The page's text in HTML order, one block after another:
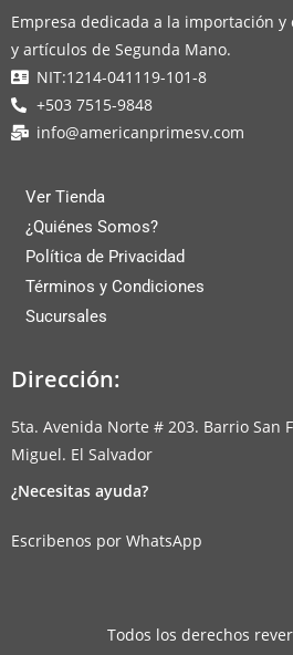
Empresa dedicada a la importación
y artículos de Segunda Mano.
NIT:1214-041119-101-8
+503 7515-9848
info@americanprimesv.com
Ver Tienda
¿Quiénes Somos?
Política de Privacidad
Términos y Condiciones
Sucursales
Dirección:
5ta. Avenida Norte # 203. Barrio San
Miguel. El Salvador
¿Necesitas ayuda?
Escribenos por WhatsApp
Todos los derechos